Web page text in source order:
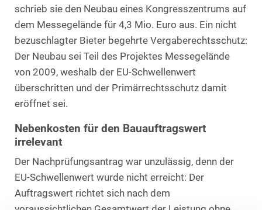
schrieb sie den Neubau eines Kongresszentrums auf
dem Messegelände für 4,3 Mio. Euro aus. Ein nicht
bezuschlagter Bieter begehrte Vergaberechtsschutz:
Der Neubau sei Teil des Projektes Messegelände
von 2009, weshalb der EU-Schwellenwert
überschritten und der Primärrechtsschutz damit
eröffnet sei.
Nebenkosten für den Bauauftragswert
irrelevant
Der Nachprüfungsantrag war unzulässig, denn der
EU-Schwellenwert wurde nicht erreicht: Der
Auftragswert richtet sich nach dem